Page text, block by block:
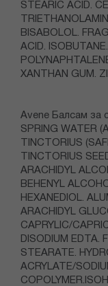
STEARIC ACID.
BISABOLOL.
ACID.
XANTHAN GUM.
Avene Балсам за
SPRING WATER
TINCTORIUS
TINCTORIUS
ARACHIDYL
BEHENYL
HEXANEDIOL.
ARACHIDYL
CAPRYLIC/
DISODIUM EDTA.
STEARATE.
ACRYLATE/